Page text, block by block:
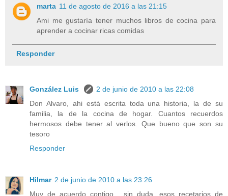
marta 11 de agosto de 2016 a las 21:15
Ami me gustaría tener muchos libros de cocina para
aprender a cocinar ricas comidas
Responder
González Luis
2 de junio de 2010 a las 22:08
Don Alvaro, ahi está escrita toda una historia, la de su
familia, la de la cocina de hogar. Cuantos recuerdos
hermosos debe tener al verlos. Que bueno que son su
tesoro
Responder
Hilmar 2 de junio de 2010 a las 23:26
Muy de acuerdo contigo... sin duda, esos recetarios de